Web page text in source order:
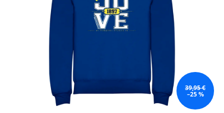
39,95 €
–25 %